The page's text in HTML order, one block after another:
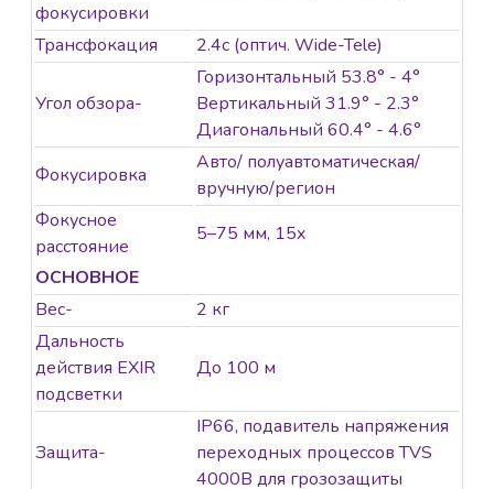
фокусировки
Трансфокация 2.4с (оптич. Wide-Tele)
Угол обзора-
Горизонтальный 53.8° - 4°
Вертикальный 31.9° - 2.3°
Диагональный 60.4° - 4.6°
Фокусировка
Авто/ полуавтоматическая/
вручную/регион
Фокусное
расстояние
5–75 мм, 15x
ОСНОВНОЕ
Вес-
2 кг
Дальность
действия EXIR
подсветки
До 100 м
Защита-
IP66, подавитель напряжения
переходных процессов TVS
4000В для грозозащиты